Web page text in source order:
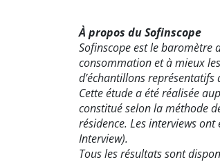
À propos du Sofinscope
Sofinscope est le baromètre
consommation et à mieux
d’échantillons
Cette étude a été réalisée
constitué selon la méthode
résidence. Les interviews
Interview).
Tous les résultats sont